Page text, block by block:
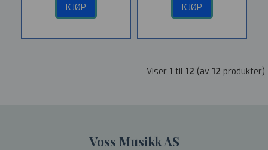
KJØP KJØP
Viser 1 til 12 (av 12 produkter)
Voss Musikk AS